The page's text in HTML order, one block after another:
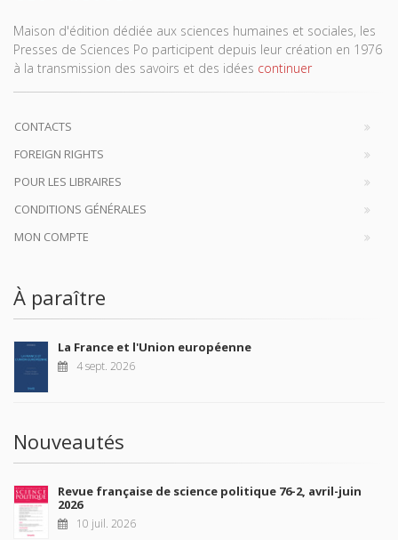
Maison d'édition dédiée aux sciences humaines et sociales, les
Presses de Sciences Po participent depuis leur création en 1976
à la transmission des savoirs et des idées continuer
CONTACTS
FOREIGN RIGHTS
POUR LES LIBRAIRES
CONDITIONS GÉNÉRALES
MON COMPTE
À paraître
La France et l'Union européenne
4 sept. 2026
Nouveautés
Revue française de science politique 76-2, avril-juin
2026
10 juil. 2026